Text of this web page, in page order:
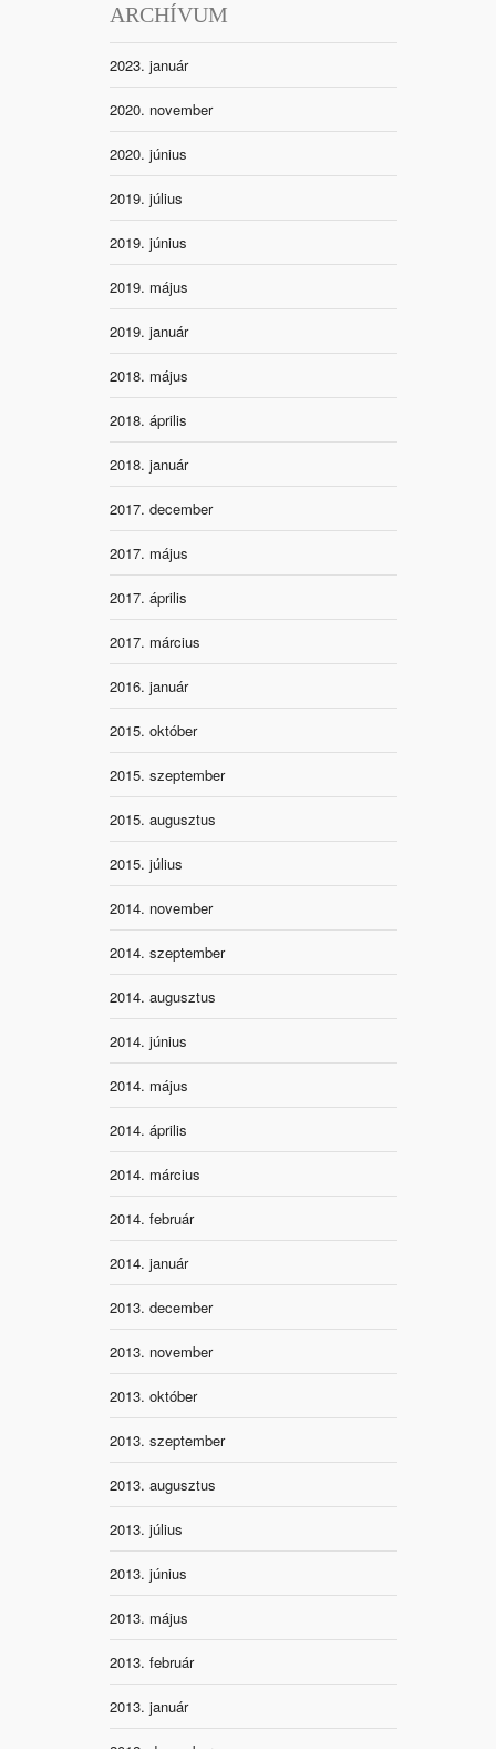
ARCHÍVUM
2023. január
2020. november
2020. június
2019. július
2019. június
2019. május
2019. január
2018. május
2018. április
2018. január
2017. december
2017. május
2017. április
2017. március
2016. január
2015. október
2015. szeptember
2015. augusztus
2015. július
2014. november
2014. szeptember
2014. augusztus
2014. június
2014. május
2014. április
2014. március
2014. február
2014. január
2013. december
2013. november
2013. október
2013. szeptember
2013. augusztus
2013. július
2013. június
2013. május
2013. február
2013. január